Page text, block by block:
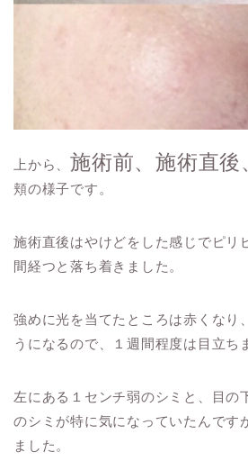
上から、 施術前、施術直後
頬の様子です。
施術直後はやけどをした感じでピリ
間経つと落ち着きました。
強めに光を当てたところは赤くなり
うになるので、１週間程度は目立ち
左にある１センチ弱のシミと、目の
のシミが特に気になっていたんです
ました。